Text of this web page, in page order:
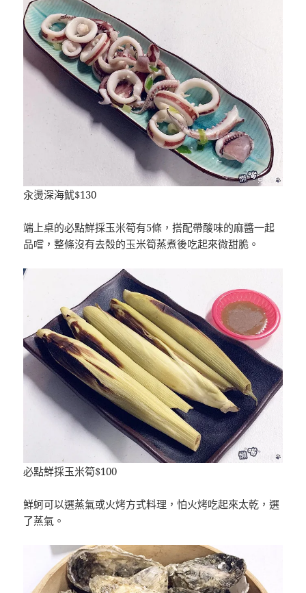
汆燙深海魷$130
端上桌的必點鮮採玉米筍有5條，搭配帶酸味的麻醬一起
品嚐，整條沒有去殼的玉米筍蒸煮後吃起來微甜脆。
必點鮮採玉米筍$100
鮮蚵可以選蒸氣或火烤方式料理，怕火烤吃起來太乾，選
了蒸氣。